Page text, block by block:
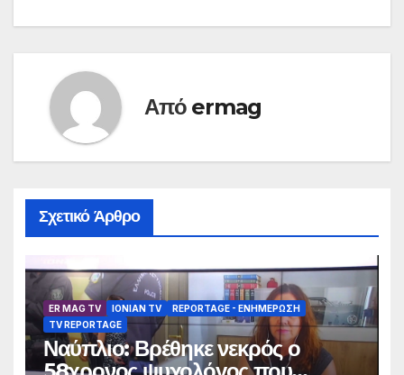
Από ermag
Σχετικό Άρθρο
ER MAG TV IONIAN TV
REPORTAGE - EΝΗΜΈΡΩΣΗ
TV REPORTAGE
Ναύπλιο: Βρέθηκε νεκρός ο